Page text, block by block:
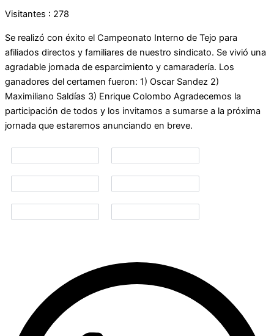
Visitantes : 278
Se realizó con éxito el Campeonato Interno de Tejo para
afiliados directos y familiares de nuestro sindicato. Se vivió una
agradable jornada de esparcimiento y camaradería. Los
ganadores del certamen fueron: 1) Oscar Sandez 2)
Maximiliano Saldías 3) Enrique Colombo Agradecemos la
participación de todos y los invitamos a sumarse a la próxima
jornada que estaremos anunciando en breve.